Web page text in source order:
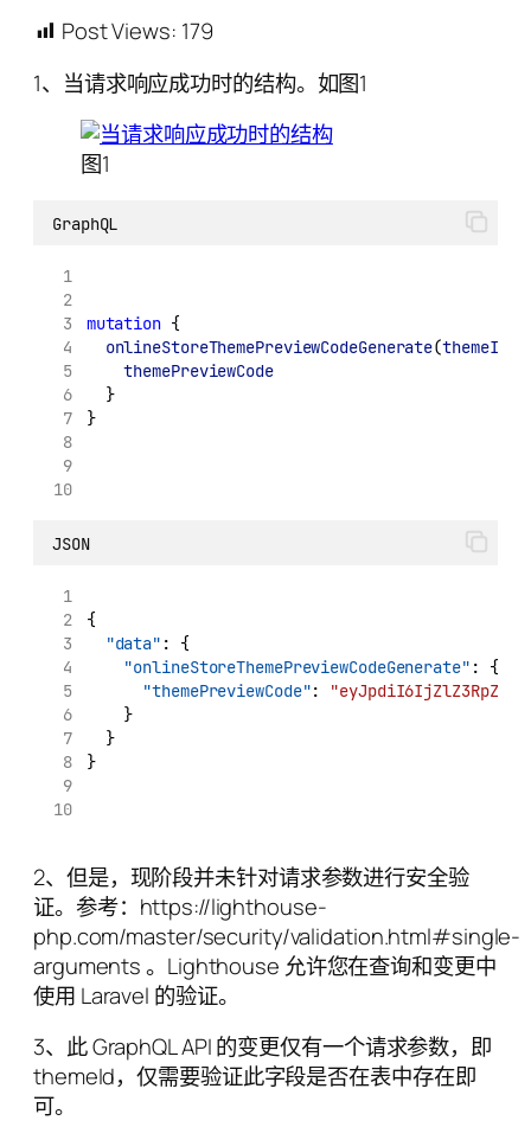
Post Views: 179
1、当请求响应成功时的结构。如图1
图1
GraphQL
mutation {
onlineStoreThemePreviewCodeGenerate(themeId
themePreviewCode
  }
}
JSON
{
"data" : {
"onlineStoreThemePreviewCodeGenerate" : {
"themePreviewCode":
    }
  }
}
2、但是，现阶段并未针对请求参数进行安全验
证。参考：https://lighthouse-
php.com/master/security/validation.html#single-
arguments 。Lighthouse 允许您在查询和变更中
使用 Laravel 的验证。
3、此 GraphQL API 的变更仅有一个请求参数，即
themeId，仅需要验证此字段是否在表中存在即
可。